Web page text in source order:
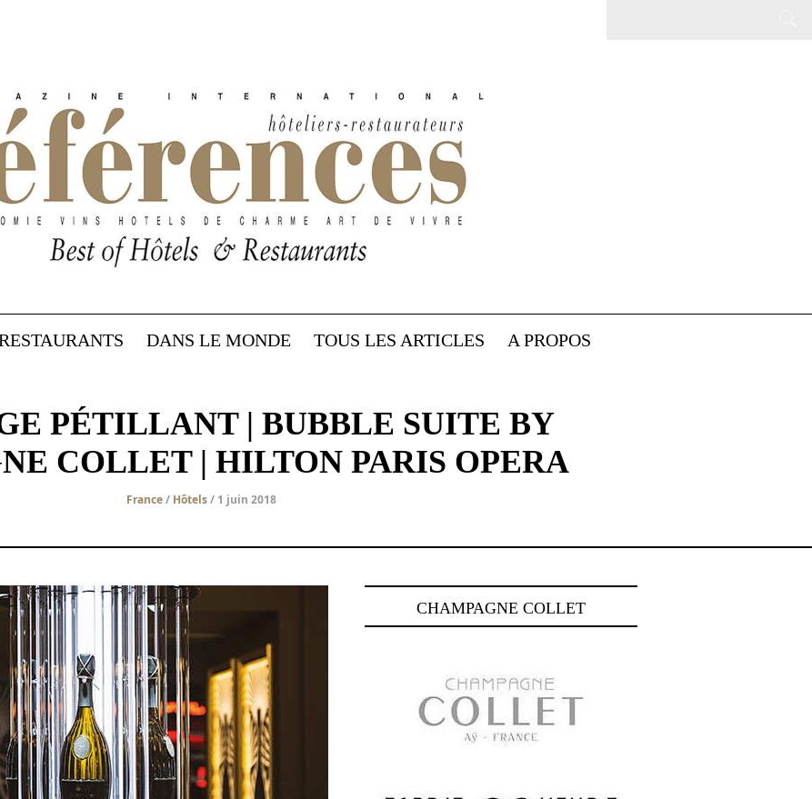
DANS LE MONDE TOUS LES ARTICLES A PROPOS
PÉTILLANT | BUBBLE SUITE BY
COLLET | HILTON PARIS OPERA
France/ Hôtels/ 1 juin 2018
CHAMPAGNE COLLET